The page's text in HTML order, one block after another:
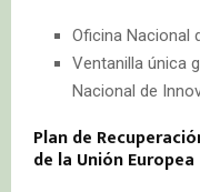
Oficina Nacional
Ventanilla única
Nacional de
Plan de
de la Unión Europea